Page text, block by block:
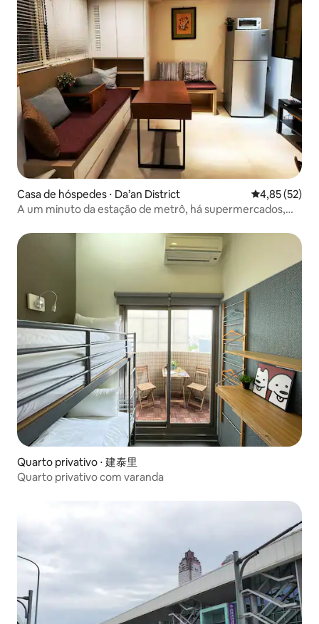
Casa de hóspedes ⋅ Da’an District 4,85 de uma
4,85 (52)
A um minuto da estação de metrô, há supermercados,
com transporte conveniente e funções de vida
convenientes.
Quarto privativo ⋅ 建泰里
Quarto privativo com varanda